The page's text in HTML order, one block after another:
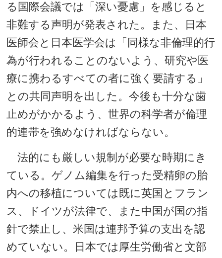
る国際会議では「深い憂慮」を感じると
非難する声明が発表された。また、日本
医師会と日本医学会は「同様な非倫理的行
為が行われることのないよう、研究や医
療に携わるすべての者に強く要請する」
との共同声明を出した。今後も十分な歯
止めがかかるよう、世界の科学者が倫理
的連帯を強めなければならない。
法的にも厳しい規制が必要な時期にき
ている。ゲノム編集を行った受精卵の胎
内への移植については既に英国とフラン
ス、ドイツが法律で、また中国が国の指
針で禁止し、米国は連邦予算の支出を認
めていない。日本では厚生労働省と文部